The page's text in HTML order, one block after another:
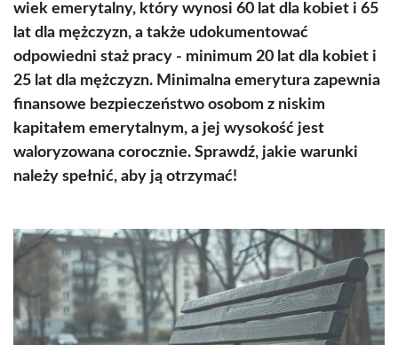
wiek emerytalny, który wynosi 60 lat dla kobiet i 65
lat dla mężczyzn, a także udokumentować
odpowiedni staż pracy - minimum 20 lat dla kobiet i
25 lat dla mężczyzn. Minimalna emerytura zapewnia
finansowe bezpieczeństwo osobom z niskim
kapitałem emerytalnym, a jej wysokość jest
waloryzowana corocznie. Sprawdź, jakie warunki
należy spełnić, aby ją otrzymać!